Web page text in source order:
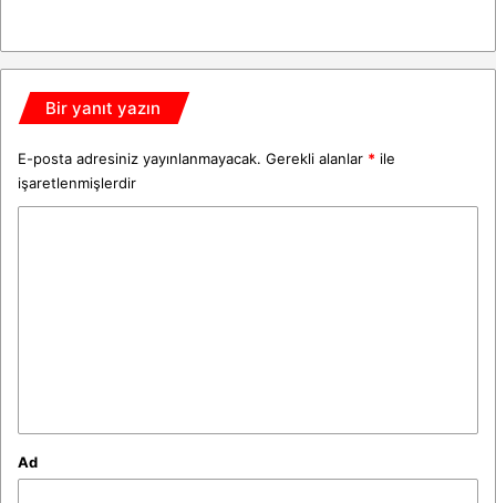
Bir yanıt yazın
E-posta adresiniz yayınlanmayacak. Gerekli alanlar * ile
işaretlenmişlerdir
Ad